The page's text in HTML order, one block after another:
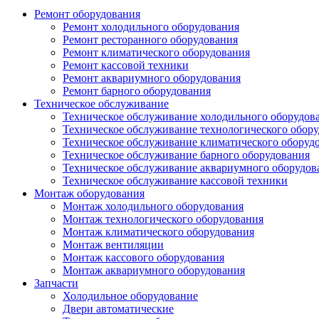
Ремонт оборудования
Ремонт холодильного оборудования
Ремонт ресторанного оборудования
Ремонт климатического оборудования
Ремонт кассовой техники
Ремонт аквариумного оборудования
Ремонт барного оборудования
Техническое обслуживание
Техническое обслуживание холодильного
Техническое обслуживание технологического
Техническое обслуживание климатического
Техническое обслуживание барного оборудования
Техническое обслуживание аквариумного
Техническое обслуживание кассовой техники
Монтаж оборудования
Монтаж холодильного оборудования
Монтаж технологического оборудования
Монтаж климатического оборудования
Монтаж вентиляции
Монтаж кассового оборудования
Монтаж аквариумного оборудования
Запчасти
Холодильное оборудование
Двери автоматические